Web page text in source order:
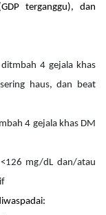
terganggu), dan
4 gejala khas
haus, dan beat
4 gejala khas DM
mg/dL dan/atau